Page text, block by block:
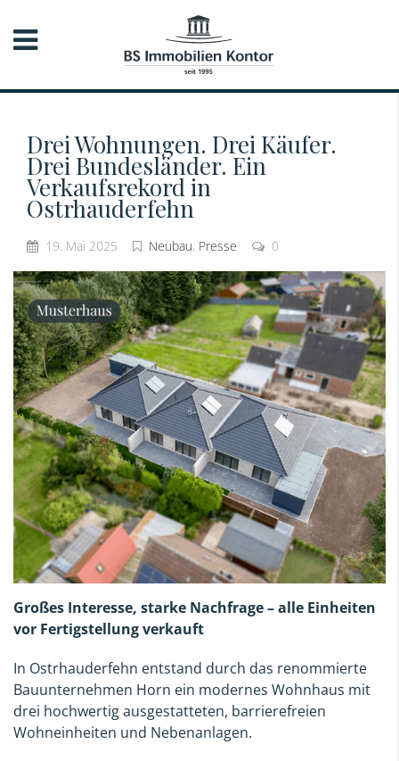
Drei Wohnungen. Drei Käufer.
Drei Bundesländer. Ein
Verkaufsrekord in
Ostrhauderfehn
19. Mai 2025 Neubau, Presse 0
Großes Interesse, starke Nachfrage – alle Einheiten
vor Fertigstellung verkauft
In Ostrhauderfehn entstand durch das renommierte
Bauunternehmen Horn ein modernes Wohnhaus mit
drei hochwertig ausgestatteten, barrierefreien
Wohneinheiten und Nebenanlagen.